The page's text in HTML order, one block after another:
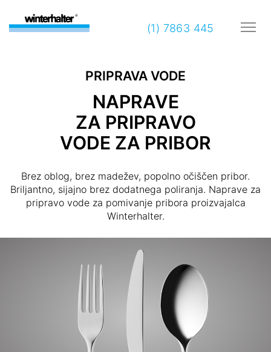
(1) 7863 445
PRIPRAVA VODE
NAPRAVE
ZA PRIPRAVO
VODE ZA PRIBOR
Brez oblog, brez madežev, popolno očiščen pribor.
Briljantno, sijajno brez dodatnega poliranja. Naprave za
pripravo vode za pomivanje pribora proizvajalca
Winterhalter.